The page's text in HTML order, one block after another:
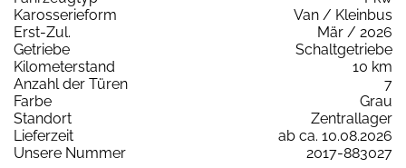
Karosserieform
Van / Kleinbus
Erst-Zul.
Mär / 2026
Getriebe
Schaltgetriebe
Kilometerstand
10 km
Anzahl der Türen
7
Farbe
Grau
Standort
Zentrallager
Lieferzeit
ab ca. 10.08.2026
Unsere Nummer
2017-883027